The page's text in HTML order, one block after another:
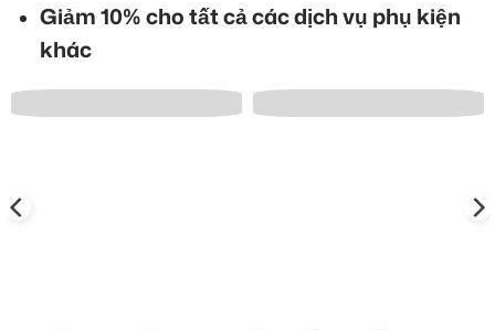
Giảm 10% cho tất cả các dịch vụ phụ kiện
khác